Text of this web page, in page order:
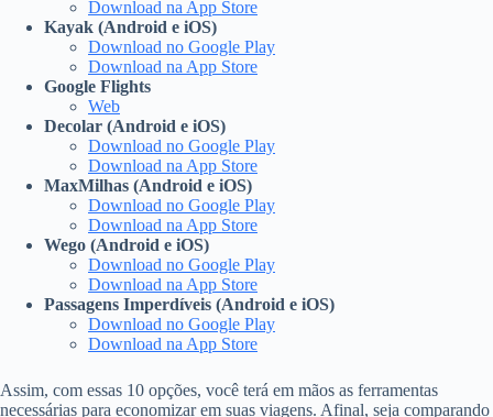
Download na App Store
Kayak (Android e iOS)
Download no Google Play
Download na App Store
Google Flights
Web
Decolar (Android e iOS)
Download no Google Play
Download na App Store
MaxMilhas (Android e iOS)
Download no Google Play
Download na App Store
Wego (Android e iOS)
Download no Google Play
Download na App Store
Passagens Imperdíveis (Android e iOS)
Download no Google Play
Download na App Store
Assim, com essas 10 opções, você terá em mãos as ferramentas
necessárias para economizar em suas viagens. Afinal, seja comparando